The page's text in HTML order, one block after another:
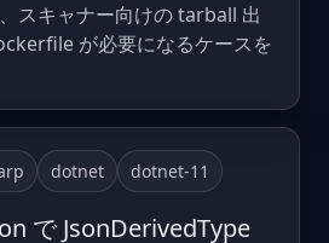
スキャナー向けの tarball 出
が必要になるケースを
dotnet dotnet-11
で JsonDerivedType